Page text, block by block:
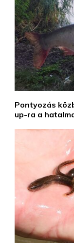
Pontyozás
up-ra a